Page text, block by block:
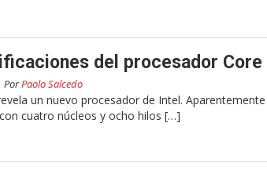
del procesador Core
PorPaolo Salcedo
un nuevo procesador de Intel.
cuatro núcleos y ocho hilos […]